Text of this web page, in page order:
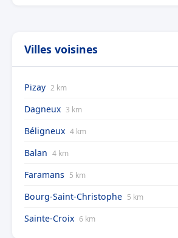
Villes voisines
Pizay 2 km
Dagneux 3 km
Béligneux 4 km
Balan 4 km
Faramans 5 km
Bourg-Saint-Christophe 5 km
Sainte-Croix 6 km